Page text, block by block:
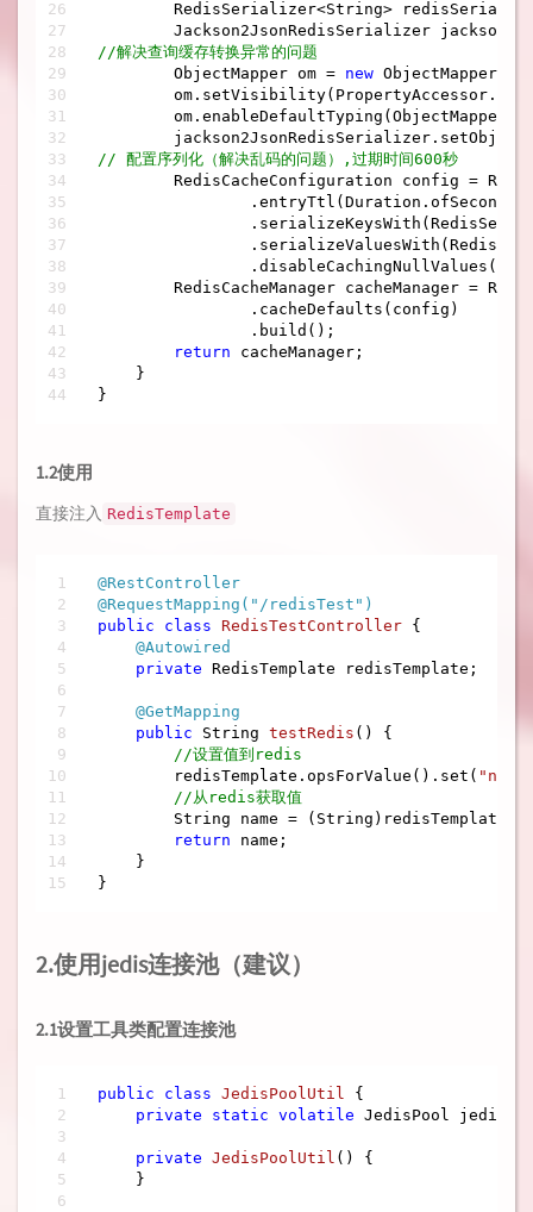
RedisSerializer<String>
Jackson2JsonRedisSerializer
//解决查询缓存转换异常的问题
        ObjectMapper om =
new ObjectMapper();
// 配置序列化（解决乱码的问题）,过期时间600秒
RedisCacheConfiguration config =
                .entryTtl(Duration.ofSeconds(
                .disableCachingNullValues();
RedisCacheManager cacheManager =
                .cacheDefaults(config)
                .build();
return cacheManager;
    }
}
1.2使用
直接注入 RedisTemplate
@RestController
@RequestMapping("/redisTest")
public
class RedisTestController {
@Autowired
private RedisTemplate redisTemplate;
@GetMapping
public String testRedis ()
{
//设置值到redis
        redisTemplate.opsForValue().set(
//从redis获取值
String name =
return name;
    }
}
2.使用jedis连接池（建议）
2.1设置工具类配置连接池
public class JedisPoolUtil
{
private
static volatile JedisPool
private JedisPoolUtil ()
{
    }